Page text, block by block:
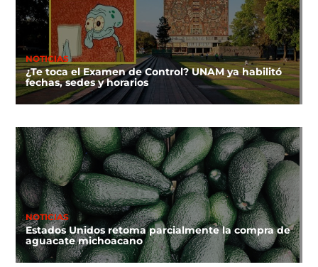
NOTICIAS
¿Te toca el Examen de Control? UNAM ya habilitó
fechas, sedes y horarios
NOTICIAS
Estados Unidos retoma parcialmente la compra de
aguacate michoacano